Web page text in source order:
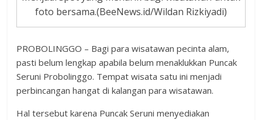
foto bersama.(BeeNews.id/Wildan Rizkiyadi)
PROBOLINGGO – Bagi para wisatawan pecinta alam,
pasti belum lengkap apabila belum menaklukkan Puncak
Seruni Probolinggo. Tempat wisata satu ini menjadi
perbincangan hangat di kalangan para wisatawan.
Hal tersebut karena Puncak Seruni menyediakan